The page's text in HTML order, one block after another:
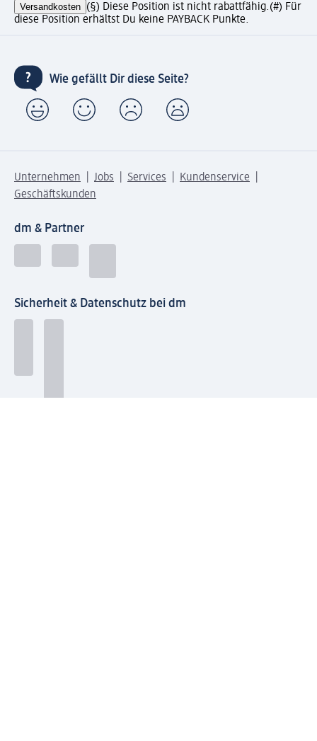
Versandkosten (§) Diese Position ist nicht rabattfähig.(#) Für
diese Position erhältst Du keine PAYBACK Punkte.
Wie gefällt Dir diese Seite?
Unternehmen Jobs Services
Kundenservice
Geschäftskunden
dm & Partner
Sicherheit & Datenschutz bei dm